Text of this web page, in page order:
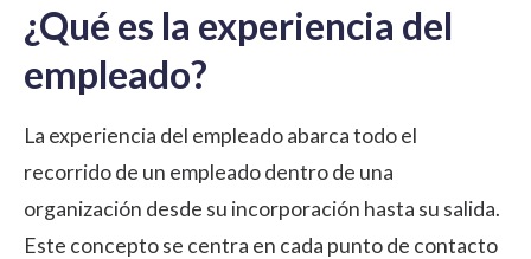
¿Qué es la experiencia del
empleado?
La experiencia del empleado abarca todo el
recorrido de un empleado dentro de una
organización desde su incorporación hasta su salida.
Este concepto se centra en cada punto de contacto